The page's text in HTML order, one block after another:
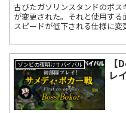
古びたガソリンスタンドのボ
が変更された。それと使用す
スピードが低下される仕様に変
ゾンビの夜明けサバイバル
レ